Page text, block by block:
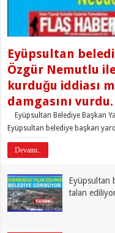
Eyüpsultan
Özgür Nemutlu
kurduğu iddiası
damgasını vurdu.
Eyüpsultan Belediye Başkan
Eyüpsultan belediye başkan
Devamı..
Eyüpsultan
talan